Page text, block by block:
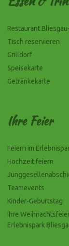
Restaurant
Tisch reservieren
Grilldorf
Speisekarte
Getränkekarte
Ihre Feier
Feiern im
Hochzeit feiern
Teamevents
Kinder-Geburtstag
Ihre
Erlebnispark